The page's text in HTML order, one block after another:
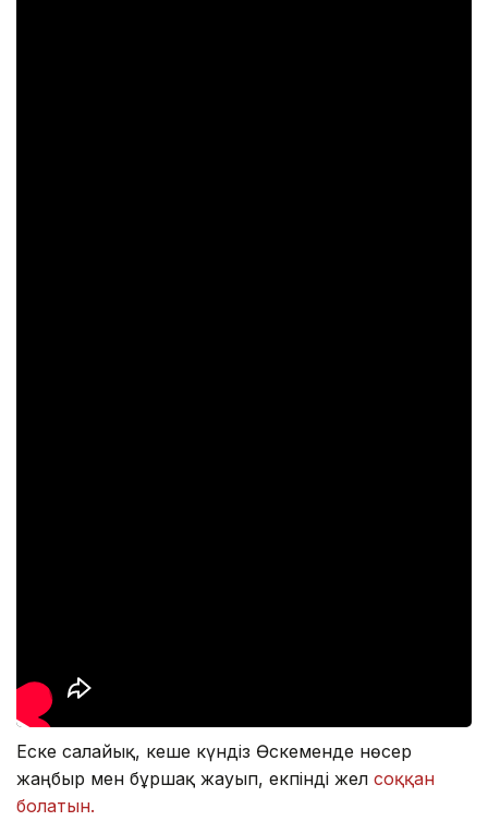
Еске салайық, кеше күндіз Өскеменде нөсер
жаңбыр мен бұршақ жауып, екпінді жел соққан
болатын.